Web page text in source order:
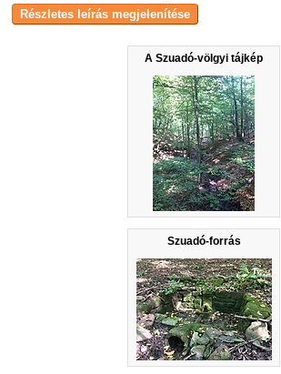
A Szuadó-völgyi tájkép
Szuadó-forrás